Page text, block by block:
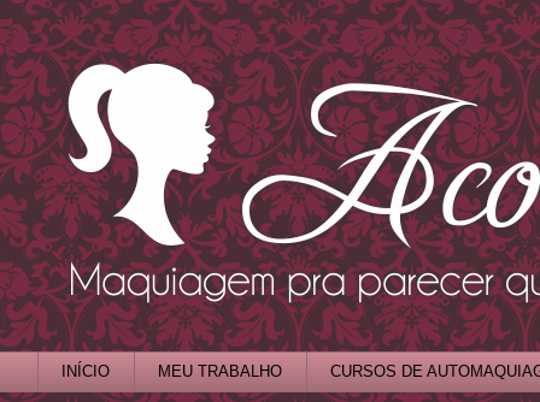
INÍCIO MEU TRABALHO CURSOS DE